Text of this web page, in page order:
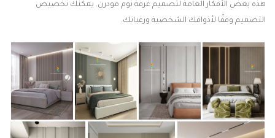
هذه بعض الأفكار العامة لتصميم غرفة نوم مودرن. يمكنك تخصيص
التصميم وفقًا لأذواقك الشخصية ورغباتك.